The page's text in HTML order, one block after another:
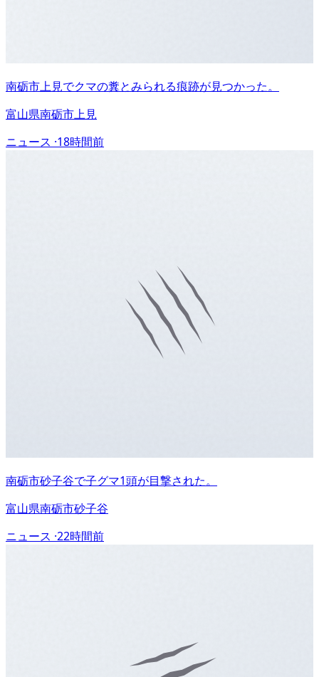
南砺市上見でクマの糞とみられる痕跡が見つかった。
富山県南砺市上見
ニュース ·18時間前
南砺市砂子谷で子グマ1頭が目撃された。
富山県南砺市砂子谷
ニュース ·22時間前